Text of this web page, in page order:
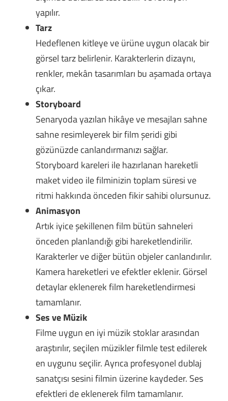
yapılır.
Tarz
Hedeflenen kitleye ve ürüne uygun olacak bir
görsel tarz belirlenir. Karakterlerin dizaynı,
renkler, mekân tasarımları bu aşamada ortaya
çıkar.
Storyboard
Senaryoda yazılan hikâye ve mesajları sahne
sahne resimleyerek bir film şeridi gibi
gözünüzde canlandırmanızı sağlar.
Storyboard kareleri ile hazırlanan hareketli
maket video ile filminizin toplam süresi ve
ritmi hakkında önceden fikir sahibi olursunuz.
Animasyon
Artık iyice şekillenen film bütün sahneleri
önceden planlandığı gibi hareketlendirilir.
Karakterler ve diğer bütün objeler canlandırılır.
Kamera hareketleri ve efektler eklenir. Görsel
detaylar eklenerek film hareketlendirmesi
tamamlanır.
Ses ve Müzik
Filme uygun en iyi müzik stoklar arasından
araştırılır, seçilen müzikler filmle test edilerek
en uygunu seçilir. Ayrıca profesyonel dublaj
sanatçısı sesini filmin üzerine kaydeder. Ses
efektleri de eklenerek film tamamlanır.